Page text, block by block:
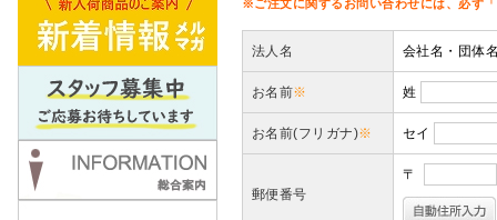
※ご注文に関するお問い合わせには、必ず
法人名 会社名・団体
お名前※ 姓
お名前(フリガナ)※ セイ
郵便番号
〒